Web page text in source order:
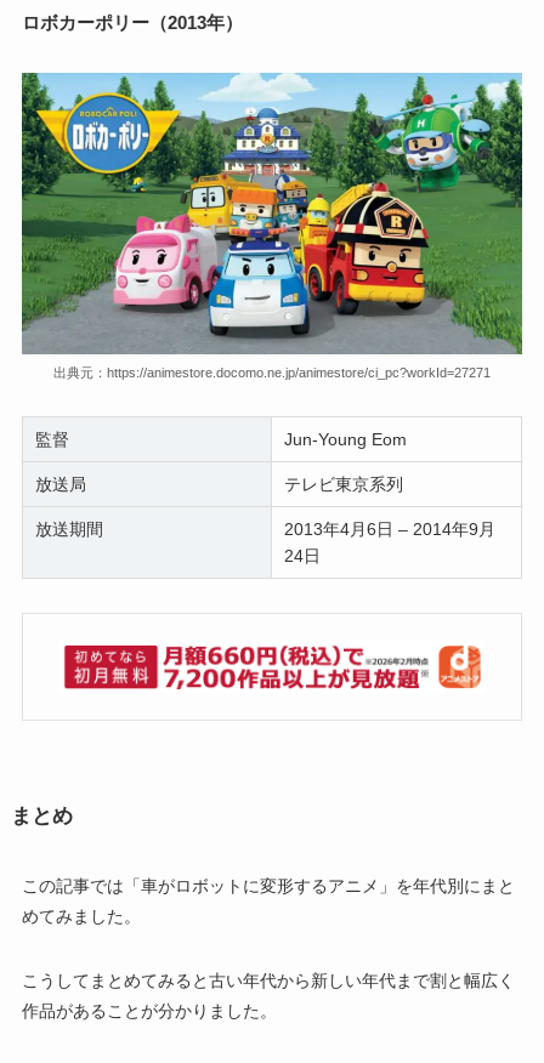
ロボカーポリー（2013年）
出典元：https://animestore.docomo.ne.jp/animestore/ci_pc?workId=27271
監督 Jun-Young Eom
放送局 テレビ東京系列
放送期間
2013年4月6日 – 2014年9月
24日
まとめ
この記事では「車がロボットに変形するアニメ」を年代別にまと
めてみました。
こうしてまとめてみると古い年代から新しい年代まで割と幅広く
作品があることが分かりました。